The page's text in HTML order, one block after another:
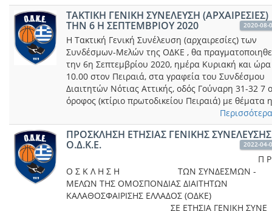
ΤΑΚΤΙΚΗ ΓΕΝΙΚΗ ΣΥΝΕΛΕΥΣΗ (ΑΡΧΑΙΡΕΣΙΕΣ)
ΤΗΝ 6 Η ΣΕΠΤΕΜΒΡΙΟΥ 2020 2020-08-
Η Τακτική Γενική Συνέλευση (αρχαιρεσίες) των
Συνδέσμων-Μελών της ΟΔΚΕ , θα
την 6η Σεπτεμβρίου 2020, ημέρα Κυριακή και ώρα
10.00 στον Πειραιά, στα γραφεία του Συνδέσμου
Διαιτητών Νότιας Αττικής, οδός Γούναρη 31-32 7
όροφος (κτίριο πρωτοδικείου Πειραιά) με θέματα
ΠΡΟΣΚΛΗΣΗ ΕΤΗΣΙΑΣ ΓΕΝΙΚΗΣ ΣΥΝΕΛΕΥΣΗΣ
Ο.Δ.Κ.Ε. 2022-04-
Π Ρ
Ο Σ Κ Λ Η Σ Η ΤΩΝ ΣΥΝΔΕΣΜΩΝ -
ΜΕΛΩΝ ΤΗΣ ΟΜΟΣΠΟΝΔΙΑΣ ΔΙΑΙΤΗΤΩΝ
ΚΑΛΑΘΟΣΦΑΙΡΙΣΗΣ ΕΛΛΑΔΟΣ (ΟΔΚΕ)
ΣΕ ΕΤΗΣΙΑ ΓΕΝΙΚΗ ΣΥΝΕ